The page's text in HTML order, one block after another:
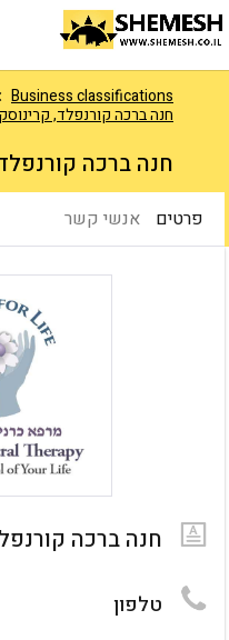
Business classifications
חנה ברכה קורנפלד,
חנה ברכה
פרטים אנשי קשר
חנה ברכה
טלפון